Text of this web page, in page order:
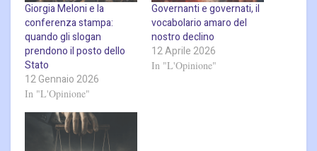
Giorgia Meloni e la
conferenza stampa:
quando gli slogan
prendono il posto dello
Stato
12 Gennaio 2026
In "L'Opinione"
Governanti e governati, il
vocabolario amaro del
nostro declino
12 Aprile 2026
In "L'Opinione"